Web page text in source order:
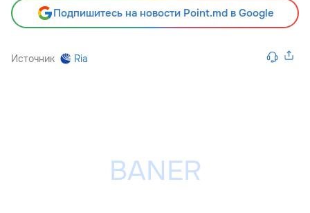
Подпишитесь на новости Point.md в Google
Источник Ria